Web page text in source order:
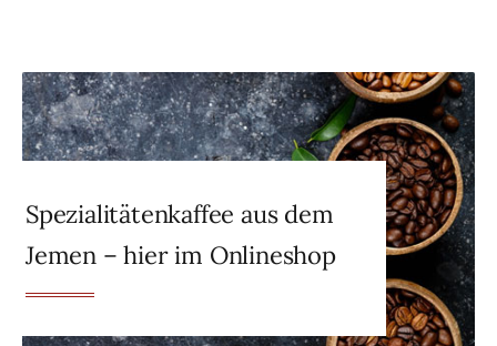
Spezialitätenkaffee aus dem
Jemen – hier im Onlineshop